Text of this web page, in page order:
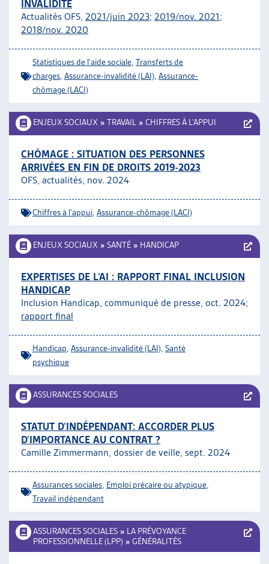
INVALIDITÉ
Actualités OFS, 2021/juin 2023; 2019/nov. 2021;
2018/nov. 2020
Statistiques de l'aide sociale Transferts de
charges Assurance-invalidité (LAI) Assurance-
chômage (LACI)
ENJEUX SOCIAUX » TRAVAIL » CHIFFRES À L’APPUI
CHÔMAGE : SITUATION DES PERSONNES
ARRIVÉES EN FIN DE DROITS 2019-2023
OFS, actualités, nov. 2024
Chiffres à l'appui Assurance-chômage (LACI)
ENJEUX SOCIAUX » SANTÉ » HANDICAP
EXPERTISES DE L’AI : RAPPORT FINAL INCLUSION
HANDICAP
Inclusion Handicap, communiqué de presse, oct. 2024;
rapport final
Handicap Assurance-invalidité (LAI) Santé
psychique
ASSURANCES SOCIALES
STATUT D’INDÉPENDANT: ACCORDER PLUS
D’IMPORTANCE AU CONTRAT ?
Camille Zimmermann, dossier de veille, sept. 2024
Assurances sociales Emploi précaire ou atypique
Travail indépendant
ASSURANCES SOCIALES » LA PRÉVOYANCE
PROFESSIONNELLE (LPP) » GÉNÉRALITÉS